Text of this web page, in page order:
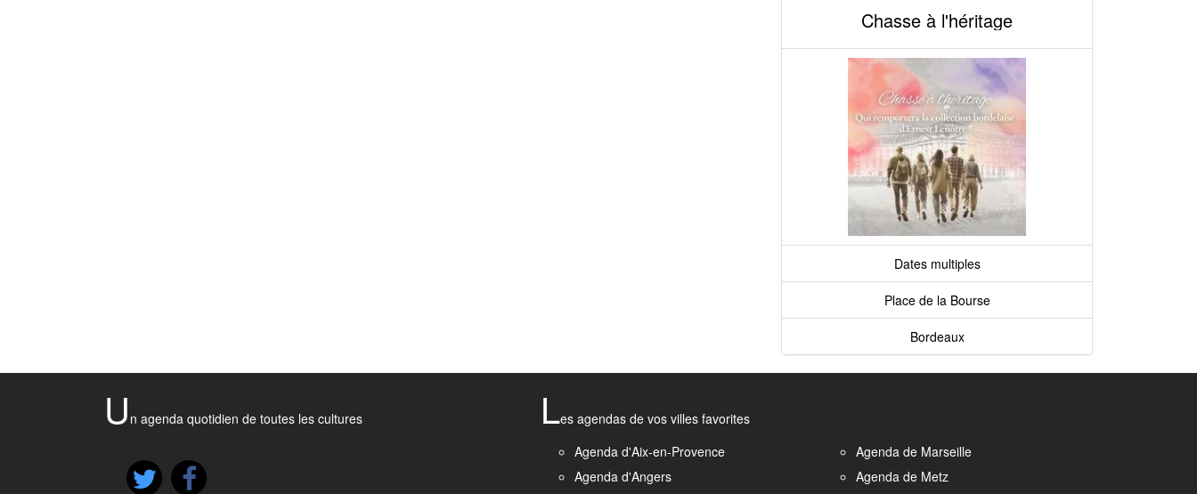
Chasse à l'héritage
Dates multiples
Place de la Bourse
Bordeaux
U n agenda quotidien de toutes les cultures Les agendas de vos villes favorites
Agenda d'Aix-en-Provence
Agenda d'Angers
Agenda de Marseille
Agenda de Metz